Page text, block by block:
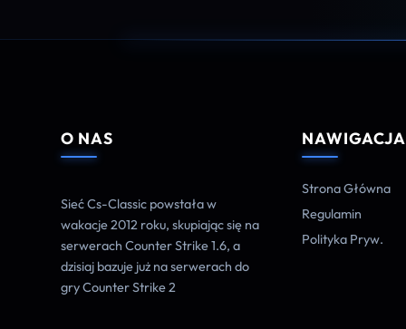
O NAS
Sieć Cs-Classic powstała w
wakacje 2012 roku, skupiając się na
serwerach Counter Strike 1.6, a
dzisiaj bazuje już na serwerach do
gry Counter Strike 2
NAWIGACJA
Strona Główna
Regulamin
Polityka Pryw.